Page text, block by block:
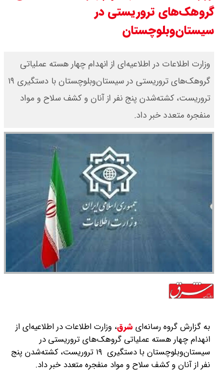
سنتی جمهوری‌خواهان را از دست می
دهد؟
بنزین برای دولت چقدر تمام می شود؟
درصد افزایش می دهند
گروهک‌های تروریستی در
سیستان‌و‌بلوچستان
وزارت اطلاعات در اطلاعیه‌ای از انهدام چهار هسته عملیاتی
گروهک‌های تروریستی در سیستان‌وبلوچستان با دستگیری ۱۹
تروریست، کشته‌شدن پنج نفر از آنان و کشف سلاح و مواد
منفجره متعدد خبر داد.
به گزارش گروه رسانه‌ایشرق، وزارت اطلاعات در اطلاعیه‌ای از
انهدام چهار هسته عملیاتی گروهک‌های تروریستی در
سیستان‌وبلوچستان با دستگیری ۱۹ تروریست، کشته‌شدن پنج
نفر از آنان و کشف سلاح و مواد منفجره متعدد خبر داد.